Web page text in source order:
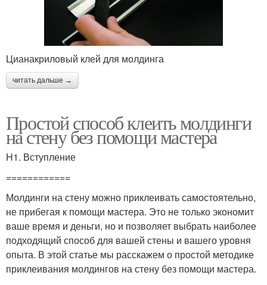
Цианакриловый клей для молдинга
читать дальше →
Простой способ клеить молдинги
на стену без помощи мастера
H1. Вступление
============
Молдинги на стену можно приклеивать самостоятельно,
не прибегая к помощи мастера. Это не только экономит
ваше время и деньги, но и позволяет выбрать наиболее
подходящий способ для вашей стены и вашего уровня
опыта. В этой статье мы расскажем о простой методике
приклеивания молдингов на стену без помощи мастера.